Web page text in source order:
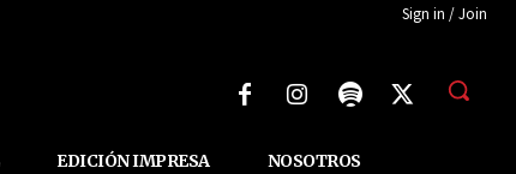
Sign in / Join
EDICIÓN IMPRESA NOSOTROS